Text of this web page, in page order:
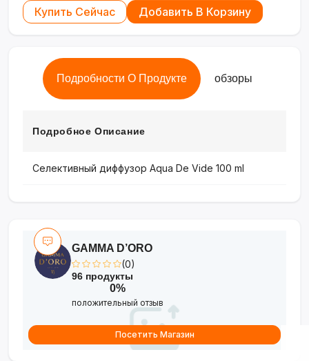
Купить Сейчас Добавить В Корзину
Подробности О Продукте обзоры
Подробное Описание
Селективный диффузор Aqua De Vide 100 ml
GAMMA D’ORO
(0)
96 продукты
0%
положительный отзыв
Посетить Магазин